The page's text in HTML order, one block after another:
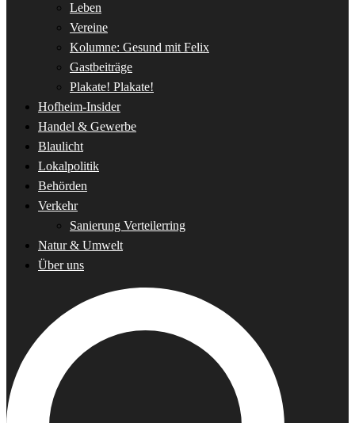
Leben
Vereine
Kolumne: Gesund mit Felix
Gastbeiträge
Plakate! Plakate!
Hofheim-Insider
Handel & Gewerbe
Blaulicht
Lokalpolitik
Behörden
Verkehr
Sanierung Verteilerring
Natur & Umwelt
Über uns